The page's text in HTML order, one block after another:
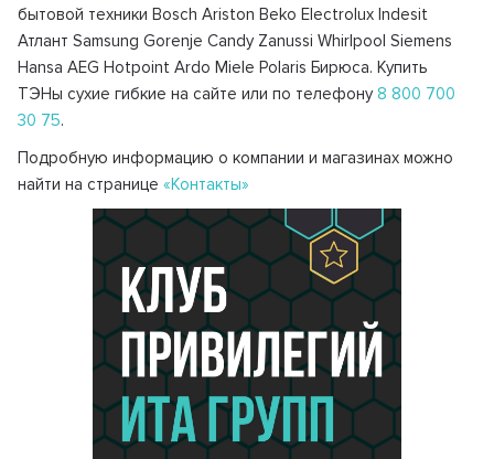
бытовой техники Bosch Ariston Beko Electrolux Indesit
Атлант Samsung Gorenje Candy Zanussi Whirlpool Siemens
Hansa AEG Hotpoint Ardo Miele Polaris Бирюса. Купить
ТЭНы сухие гибкие на сайте или по телефону8 800 700
30 75.
Подробную информацию о компании и магазинах можно
найти на странице«Контакты»